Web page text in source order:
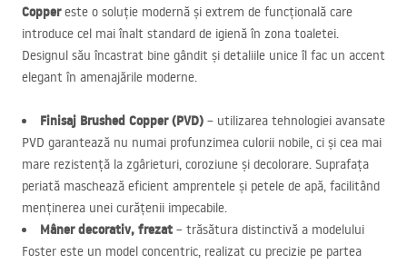
Coppereste o soluție modernă și extrem de funcțională care
introduce cel mai înalt standard de igienă în zona toaletei.
Designul său încastrat bine gândit și detaliile unice îl fac un accent
elegant în amenajările moderne.
Finisaj Brushed Copper (PVD) – utilizarea tehnologiei avansate
PVD garantează nu numai profunzimea culorii nobile, ci și cea mai
mare rezistență la zgârieturi, coroziune și decolorare. Suprafața
periată maschează eficient amprentele și petele de apă, facilitând
menținerea unei curățenii impecabile.
Mâner decorativ, frezat – trăsătura distinctivă a modelului
Foster este un model concentric, realizat cu precizie pe partea